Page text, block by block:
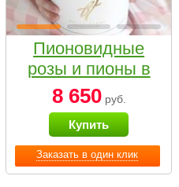
Заказать в один клик
Пионовидные
розы и пионы в
белой коробке
Small
8 650руб.
Купить